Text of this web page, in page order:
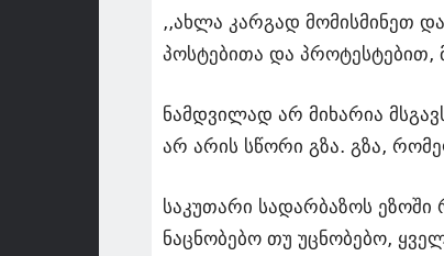
,,ახლა კარგად მომისმინეთ
პოსტებითა და პროტესტებით,
ნამდვილად არ მიხარია
არ არის სწორი გზა. გზა,
საკუთარი სადარბაზოს
ნაცნობებო თუ უცნობებო,